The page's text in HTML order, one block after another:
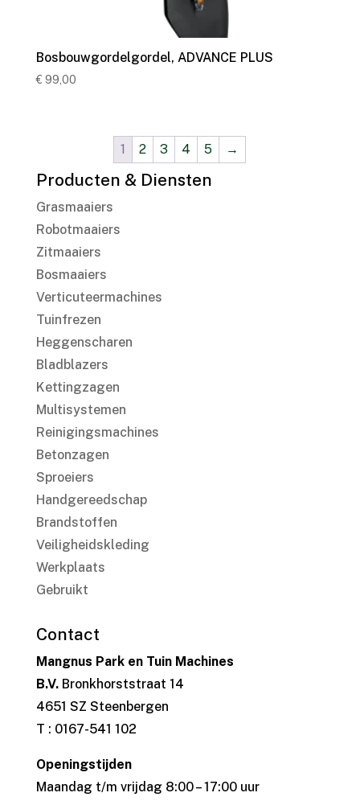
Bosbouwgordelgordel, ADVANCE PLUS
€ 99,00
1 2 3 4 5 →
Producten & Diensten
Grasmaaiers
Robotmaaiers
Zitmaaiers
Bosmaaiers
Verticuteermachines
Tuinfrezen
Heggenscharen
Bladblazers
Kettingzagen
Multisystemen
Reinigingsmachines
Betonzagen
Sproeiers
Handgereedschap
Brandstoffen
Veiligheidskleding
Werkplaats
Gebruikt
Contact
Mangnus Park en Tuin Machines
B.V.Bronkhorststraat 14
4651 SZ Steenbergen
T : 0167-541 102
Openingstijden
Maandag t/m vrijdag 8:00 – 17:00 uur